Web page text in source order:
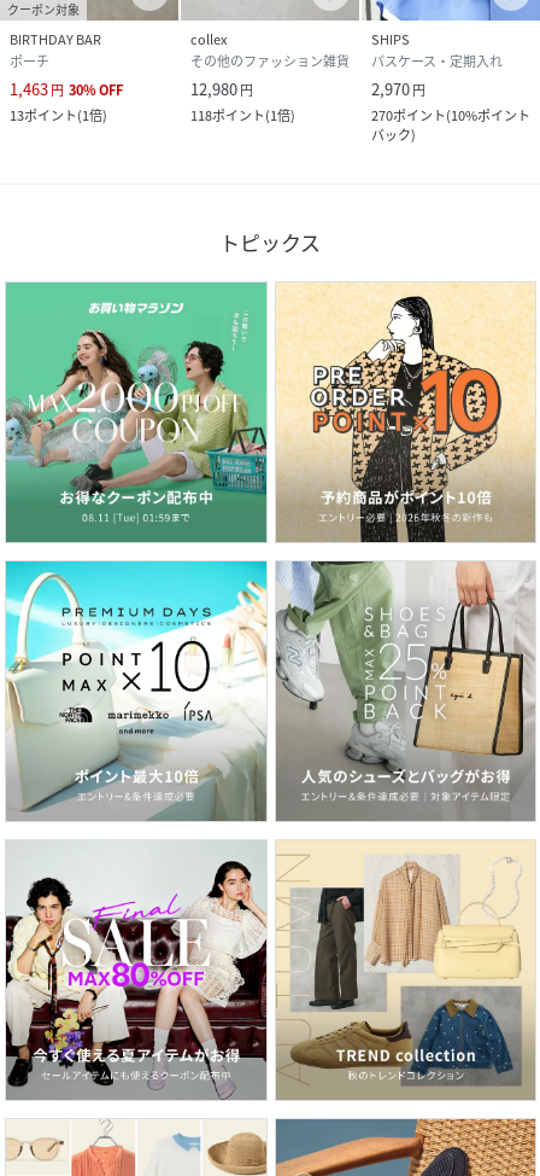
クーポン対象
BIRTHDAY BAR
ポーチ
1,463円 30%OFF
13ポイント(1倍)
collex
その他のファッション雑貨
12,980円
118ポイント(1倍)
SHIPS
パスケース・定期入れ
2,970円
270ポイント(10%ポイント
バック)
トピックス